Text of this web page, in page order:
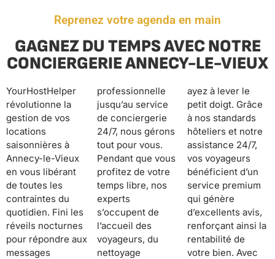
Reprenez votre agenda en main
GAGNEZ DU TEMPS AVEC NOTRE
CONCIERGERIE ANNECY-LE-VIEUX
YourHostHelper
révolutionne la
gestion de vos
locations
saisonnières à
Annecy-le-Vieux
en vous libérant
de toutes les
contraintes du
quotidien. Fini les
réveils nocturnes
pour répondre aux
messages
professionnelle
jusqu’au service
de conciergerie
24/7, nous gérons
tout pour vous.
Pendant que vous
profitez de votre
temps libre, nos
experts
s’occupent de
l’accueil des
voyageurs, du
nettoyage
ayez à lever le
petit doigt. Grâce
à nos standards
hôteliers et notre
assistance 24/7,
vos voyageurs
bénéficient d’un
service premium
qui génère
d’excellents avis,
renforçant ainsi la
rentabilité de
votre bien. Avec